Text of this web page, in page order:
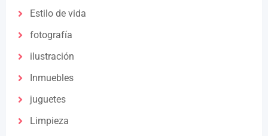
Estilo de vida
fotografía
ilustración
Inmuebles
juguetes
Limpieza